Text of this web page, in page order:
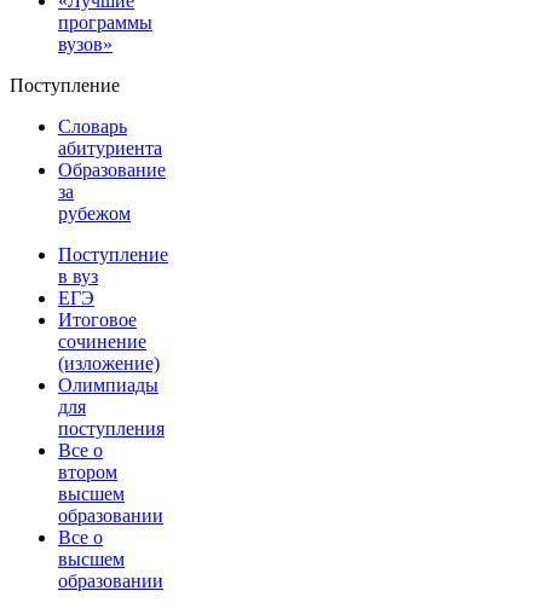
программы
вузов»
Поступление
Словарь
абитуриента
Образование
за
рубежом
Поступление
в вуз
ЕГЭ
Итоговое
сочинение
(изложение)
Олимпиады
для
поступления
Все о
втором
высшем
образовании
Все о
высшем
образовании